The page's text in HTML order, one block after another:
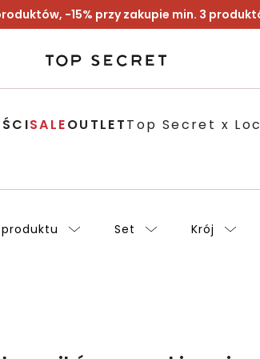
-15% przy zakupie min. 3
SALEOUTLETTop Secret x
Set Krój